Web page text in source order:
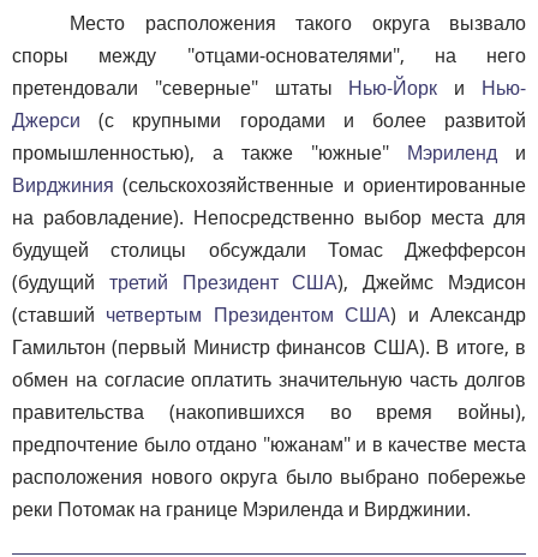
Место расположения такого округа вызвало
споры между "отцами-основателями", на него
претендовали "северные" штаты Нью-Йорк и Нью-
Джерси (с крупными городами и более развитой
промышленностью), а также "южные" Мэриленд и
Вирджиния (сельскохозяйственные и ориентированные
на рабовладение). Непосредственно выбор места для
будущей столицы обсуждали Томас Джефферсон
(будущий третий Президент США), Джеймс Мэдисон
(ставший четвертым Президентом США) и Александр
Гамильтон (первый Министр финансов США). В итоге, в
обмен на согласие оплатить значительную часть долгов
правительства (накопившихся во время войны),
предпочтение было отдано "южанам" и в качестве места
расположения нового округа было выбрано побережье
реки Потомак на границе Мэриленда и Вирджинии.